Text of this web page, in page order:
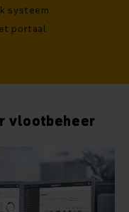
systeem
portaal
vlootbeheer